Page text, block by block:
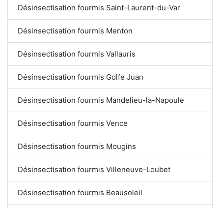
Désinsectisation fourmis Saint-Laurent-du-Var
Désinsectisation fourmis Menton
Désinsectisation fourmis Vallauris
Désinsectisation fourmis Golfe Juan
Désinsectisation fourmis Mandelieu-la-Napoule
Désinsectisation fourmis Vence
Désinsectisation fourmis Mougins
Désinsectisation fourmis Villeneuve-Loubet
Désinsectisation fourmis Beausoleil